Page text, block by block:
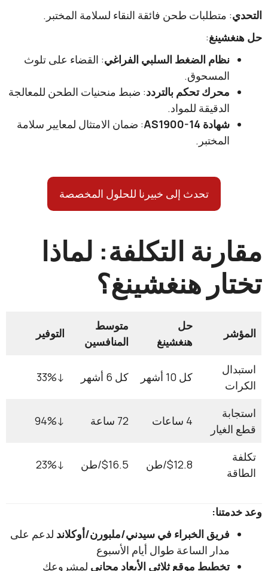
: متطلبات طحن فائقة النقاء لسلامة المختبر.
:
نظام الضغط السلبي الفراغي : القضاء على تلوث
المسحوق.
محرك تحكم بالتردد: ضبط منحنيات الطحن للمعالجة
الدقيقة للمواد.
شهادة AS1900-14
: ضمان الامتثال لمعايير سلامة
تحدث إلى خبيرنا للحلول المخصصة
التكلفة: لماذا
هنغشينغ؟
هنغشينغ
المنافسين
​التوفير
كل 10 أشهر كل 6 أشهر ↓33%
4 ساعات 72 ساعة ↓94%
$16.5/طن ↓23%
فريق الخبراء في سيدني/ملبورن/أوكلاندلدعم على
مدار الساعة طوال أيام الأسبوع
تخطيط موقع ثلاثي الأبعاد مجانيلمشروعك